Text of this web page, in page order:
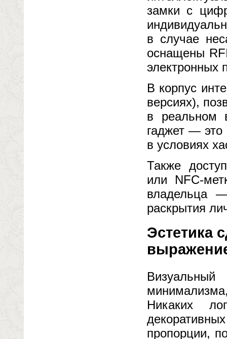
замки с
в случае
оснащены
электронных
В корпус
версиях),
в реальном
гаджет — это
в условиях
Также
или NFC-
владельца
раскрытия
Эстетика
Никаких
пропорции,